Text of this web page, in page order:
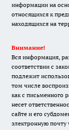
информации на
относящихся к
находящихся на
Внимание!
Вся информация,
соответствии с
подлежит
том числе
как с письменного
несет
сайте и его
электронную